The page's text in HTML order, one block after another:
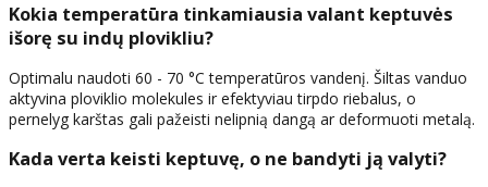
Kokia temperatūra tinkamiausia valant keptuvės
išorę su indų plovikliu?
Optimalu naudoti 60 - 70 °C temperatūros vandenį. Šiltas vanduo
aktyvina ploviklio molekules ir efektyviau tirpdo riebalus, o
pernelyg karštas gali pažeisti nelipnią dangą ar deformuoti metalą.
Kada verta keisti keptuvę, o ne bandyti ją valyti?